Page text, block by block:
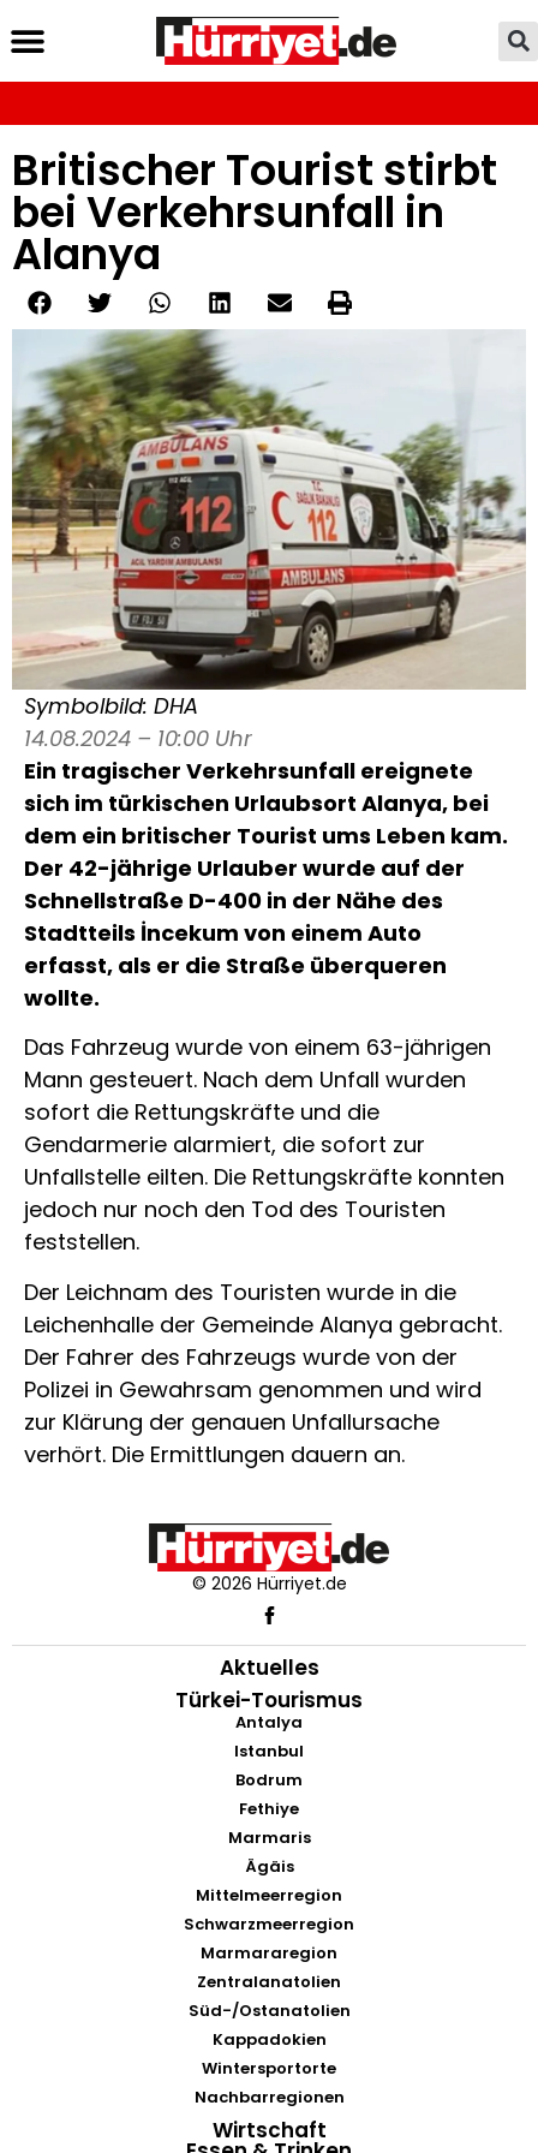
Britischer Tourist stirbt
bei Verkehrsunfall in
Alanya
Symbolbild: DHA
14.08.2024 – 10:00 Uhr
Ein tragischer Verkehrsunfall ereignete
sich im türkischen Urlaubsort Alanya, bei
dem ein britischer Tourist ums Leben kam.
Der 42-jährige Urlauber wurde auf der
Schnellstraße D-400 in der Nähe des
Stadtteils İncekum von einem Auto
erfasst, als er die Straße überqueren
wollte.
Das Fahrzeug wurde von einem 63-jährigen
Mann gesteuert. Nach dem Unfall wurden
sofort die Rettungskräfte und die
Gendarmerie alarmiert, die sofort zur
Unfallstelle eilten. Die Rettungskräfte konnten
jedoch nur noch den Tod des Touristen
feststellen.
Der Leichnam des Touristen wurde in die
Leichenhalle der Gemeinde Alanya gebracht.
Der Fahrer des Fahrzeugs wurde von der
Polizei in Gewahrsam genommen und wird
zur Klärung der genauen Unfallursache
verhört. Die Ermittlungen dauern an.
© 2026 Hürriyet.de
Aktuelles
Türkei-Tourismus
Antalya
Istanbul
Bodrum
Fethiye
Marmaris
Ägäis
Mittelmeerregion
Schwarzmeerregion
Marmararegion
Zentralanatolien
Süd-/Ostanatolien
Kappadokien
Wintersportorte
Nachbarregionen
Wirtschaft